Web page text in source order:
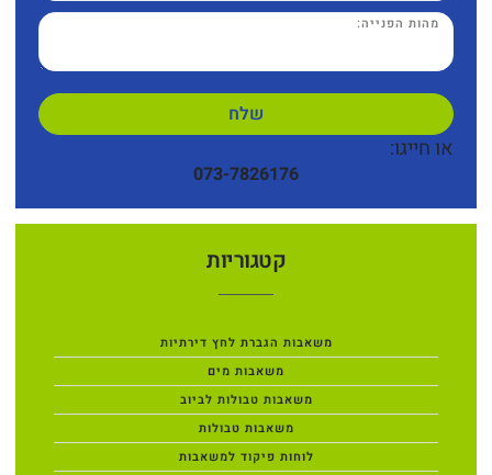
שלח
או חייגו:
073-7826176
קטגוריות
משאבות הגברת לחץ דירתיות
משאבות מים
משאבות טבולות לביוב
משאבות טבולות
לוחות פיקוד למשאבות